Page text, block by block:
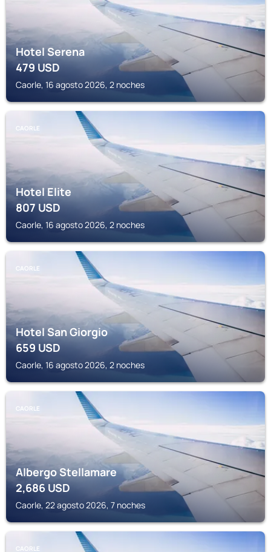
Hotel Serena
479USD
Caorle, 16 agosto 2026, 2 noches
CAORLE
Hotel Elite
807USD
Caorle, 16 agosto 2026, 2 noches
CAORLE
Hotel San Giorgio
659USD
Caorle, 16 agosto 2026, 2 noches
CAORLE
Albergo Stellamare
2,686USD
Caorle, 22 agosto 2026, 7 noches
CAORLE